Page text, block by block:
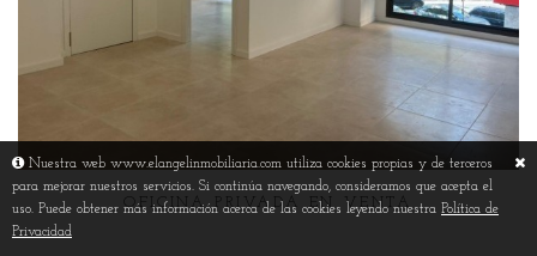
OFICINA PRIVADA EN VENTA
Nuestra web www.elangelinmobiliaria.com utiliza cookies propias y de terceros
para mejorar nuestros servicios. Si continúa navegando, consideramos que acepta el
uso. Puede obtener más información acerca de las cookies leyendo nuestra Política de
Privacidad